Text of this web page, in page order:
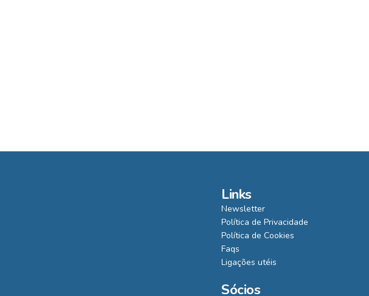
Links
Newsletter
Política de Privacidade
Política de Cookies
Faqs
Ligações utéis
Sócios